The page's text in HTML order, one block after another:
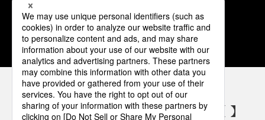
1 2 3 4 5
パナソニックの電気設備 SNSアカウント